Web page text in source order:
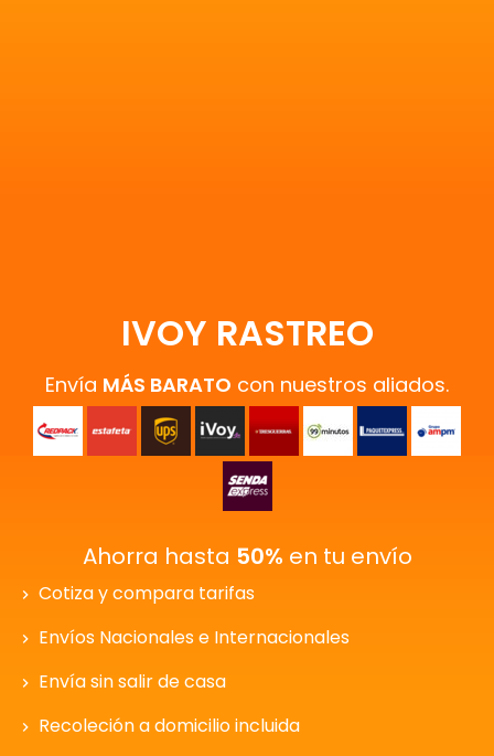
IVOY RASTREO
Envía MÁS BARATO con nuestros aliados.
Ahorra hasta 50% en tu envío
Cotiza y compara tarifas
Envíos Nacionales e Internacionales
Envía sin salir de casa
Recoleción a domicilio incluida